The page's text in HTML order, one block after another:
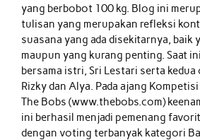
yang berbobot 100 kg. Blog ini
tulisan yang merupakan refleksi
suasana yang ada disekitarnya, baik
maupun yang kurang penting. Saat
bersama istri, Sri Lestari serta kedua
Rizky dan Alya. Pada ajang
The Bobs (www.thebobs.com)
ini berhasil menjadi pemenang
dengan voting terbanyak kategori